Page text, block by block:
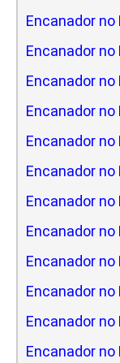
Encanador
Encanador
Encanador
Encanador no
Encanador no
Encanador
Encanador
Encanador
Encanador
Encanador no
Encanador
Encanador